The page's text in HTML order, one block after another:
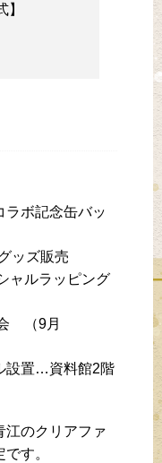
ラボ記念缶バッ
ッズ販売
ャルラッピング
（9月
設置…資料館2階
江のクリアファ
す。